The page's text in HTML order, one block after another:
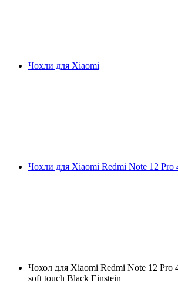
Чохли для Xiaomi
Чохли для Xiaomi Redmi Note 12 Pro
Чохол для Xiaomi Redmi Note 12 Pro
soft touch Black Einstein